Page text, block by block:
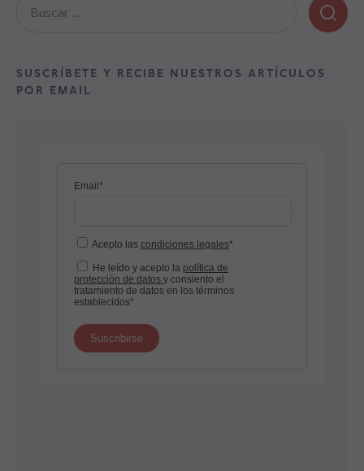
SUSCRÍBETE Y RECIBE NUESTROS ARTÍCULOS
POR EMAIL